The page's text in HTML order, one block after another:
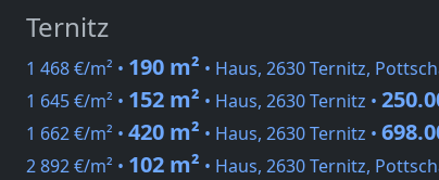
Ternitz
1 468 €/m² • 190 m² • Haus, 2630 Ternitz,
1 645 €/m² • 152 m² • Haus, 2630 Ternitz •
1 662 €/m² • 420 m² • Haus, 2630 Ternitz •
2 892 €/m² • 102 m² • Haus, 2630 Ternitz,